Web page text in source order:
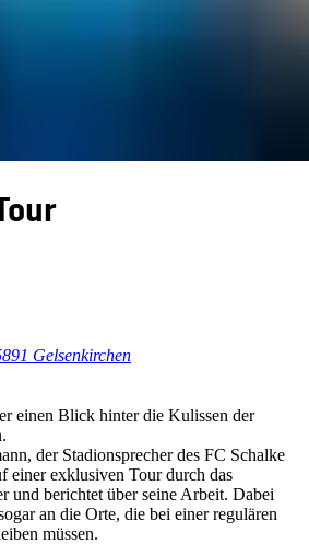
Gelsenkirchen
einen Blick hinter die Kulissen der
der Stadionsprecher des FC Schalke
einer exklusiven Tour durch das
und berichtet über seine Arbeit. Dabei
an die Orte, die bei einer regulären
müssen.